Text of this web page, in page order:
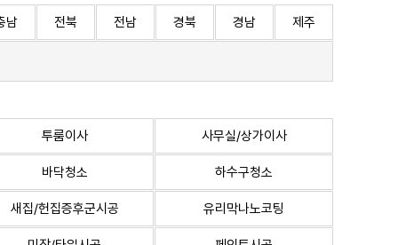
남 전북 전남 경북 경남 제주
투룸이사 사무실/상가이사
바닥청소 하수구청소
새집/헌집증후군시공 유리막나노코팅